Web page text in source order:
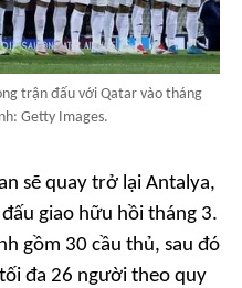
trận đấu với Qatar vào tháng
Getty Images.
sẽ quay trở lại Antalya,
giao hữu hồi tháng 3.
gồm 30 cầu thủ, sau đó
đa 26 người theo quy